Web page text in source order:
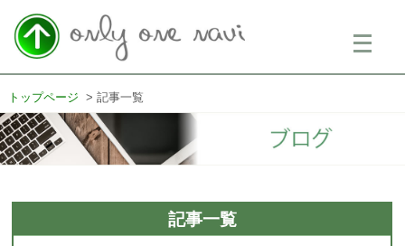
メ
ニ
ー
トップページ 記事一覧
記事一覧